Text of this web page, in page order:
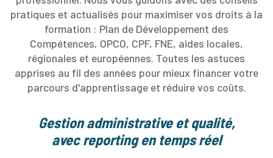
pratiques et actualisés pour maximiser vos droits à la
formation : Plan de Développement des
Compétences, OPCO, CPF, FNE, aides locales,
régionales et européennes. Toutes les astuces
apprises au fil des années pour mieux financer votre
parcours d'apprentissage et réduire vos coûts.
Gestion administrative et qualité,
avec reporting en temps réel